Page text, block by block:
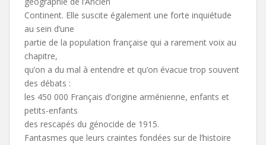
Continent. Elle suscite également une forte inquiétude
au sein d’une
partie de la population française qui a rarement voix au
chapitre,
qu’on a du mal à entendre et qu’on évacue trop souvent
des débats :
les 450 000 Français d’origine arménienne, enfants et
petits-enfants
des rescapés du génocide de 1915.
Fantasmes que leurs craintes fondées sur de l’histoire